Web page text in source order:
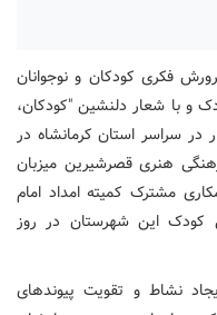
فکری کودکان و نوجوانان
و با شعار دلنشین "کودکان،
در سراسر استان کرمانشاه در
هنری قصرشیرین میزبان
مشترک کمیته امداد امام
کودک این شهرستان در روز
نشاط و تقویت پیوندهای